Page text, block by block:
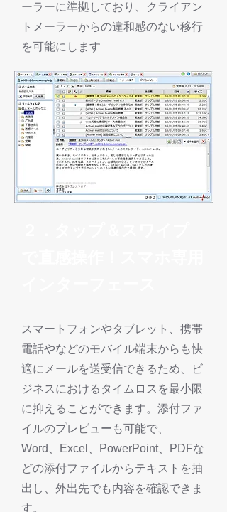
ーラーに準拠しており、クライアン
トメーラーからの違和感のない移行
を可能にします
スマートフォンやタブレット、携帯
電話やなどのモバイル端末からも快
適にメールを送受信できるため、ビ
ジネスにおけるタイムロスを最小限
に抑えることができます。添付ファ
イルのプレビューも可能で、
Word、Excel、PowerPoint、PDFな
どの添付ファイルからテキストを抽
出し、外出先でも内容を確認できま
す。